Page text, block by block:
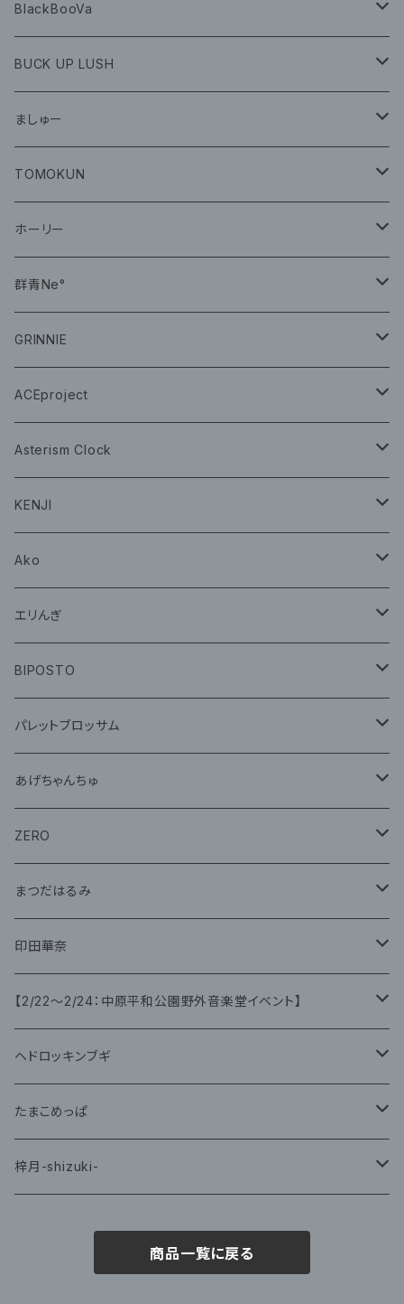
BlackBooVa
CD
BUCK UP LUSH
グッズ
CD
ましゅー
グッズ
TOMOKUN
CD
ホーリー
CD
群青Ne°
CD
グッズ
GRINNIE
グッズ
ACEproject
グッズ
CD
Asterism Clock
グッズ
KENJI
グッズ
Ako
グッズ
CD
エリんぎ
グッズ
BIPOSTO
グッズ
パレットブロッサム
CD
グッズ
あげちゃんちゅ
グッズ
ZERO
グッズ
CD
まつだはるみ
CD
グッズ
印田華奈
グッズ
【2/22〜2/24：中原平和公園野外音楽堂イベント】
藤咲ゆみ
ヘドロッキンブギ
CD
たまこめっぱ
グッズ
梓月-shizuki-
商品一覧に戻る